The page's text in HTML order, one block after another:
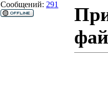
Сообщений: 291